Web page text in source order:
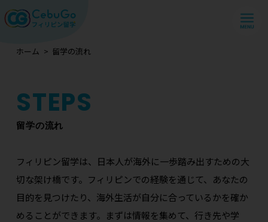
ホーム 留学の流れ
留学の流れ
フィリピン留学は、日本人が海外に一歩踏み出すための大
切な架け橋です。 フィリピンでの経験を通じて、あなたの
目的を見つけたり、海外生活が自分に合っているかを確か
めることができます。 まずは情報を集めて、行き先や学